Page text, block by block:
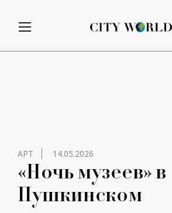
АРТ 14.05.2026
«Ночь музеев» в
Пушкинском